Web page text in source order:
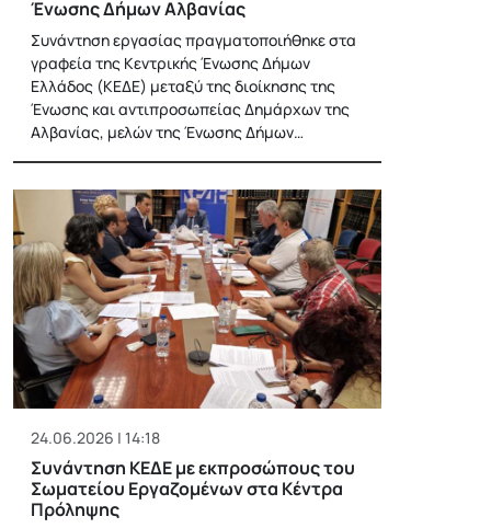
Ένωσης Δήμων Αλβανίας
Συνάντηση εργασίας πραγματοποιήθηκε στα
γραφεία της Κεντρικής Ένωσης Δήμων
Ελλάδος (ΚΕΔΕ) μεταξύ της διοίκησης της
Ένωσης και αντιπροσωπείας Δημάρχων της
Αλβανίας, μελών της Ένωσης Δήμων…
24.06.2026 | 14:18
Συνάντηση ΚΕΔΕ με εκπροσώπους του
Σωματείου Εργαζομένων στα Κέντρα
Πρόληψης